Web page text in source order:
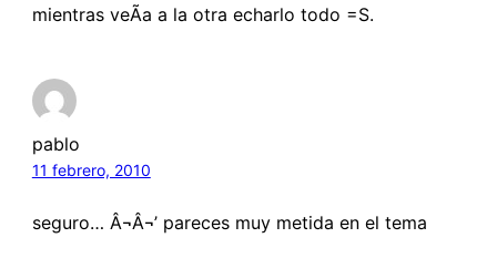
mientras veÃ­a a la otra echarlo todo =S.
pablo
11 febrero, 2010
seguro… Â¬Â¬’ pareces muy metida en el tema